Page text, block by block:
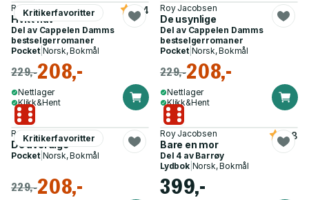
Kritikerfavoritter
Roy Jacobsen
Hvitt hav
4.4
Del av Cappelen Damms
bestselgerromaner
Pocket| Norsk, Bokmål
229,-208,-
Nettlager
Klikk&Hent
Roy Jacobsen
De usynlige
Del av Cappelen Damms
bestselgerromaner
Pocket| Norsk, Bokmål
229,-208,-
Nettlager
Klikk&Hent
Kritikerfavoritter
Roy Jacobsen
De uverdige
Pocket| Norsk, Bokmål
229,-208,-
Roy Jacobsen
Bare en mor
4.8
Del 4 av Barrøy
Lydbok| Norsk, Bokmål
399,-